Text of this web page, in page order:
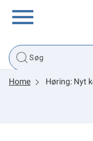
Borger
Home Høring: Nyt